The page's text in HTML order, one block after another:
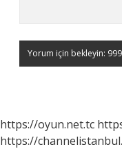
https://oyun.net.tc
https://